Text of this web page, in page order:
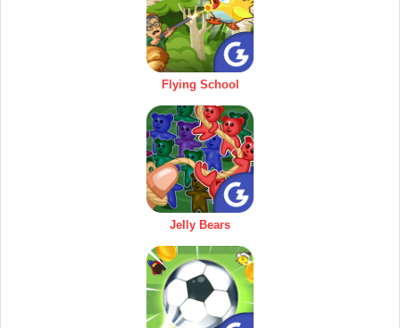
Flying School
Jelly Bears